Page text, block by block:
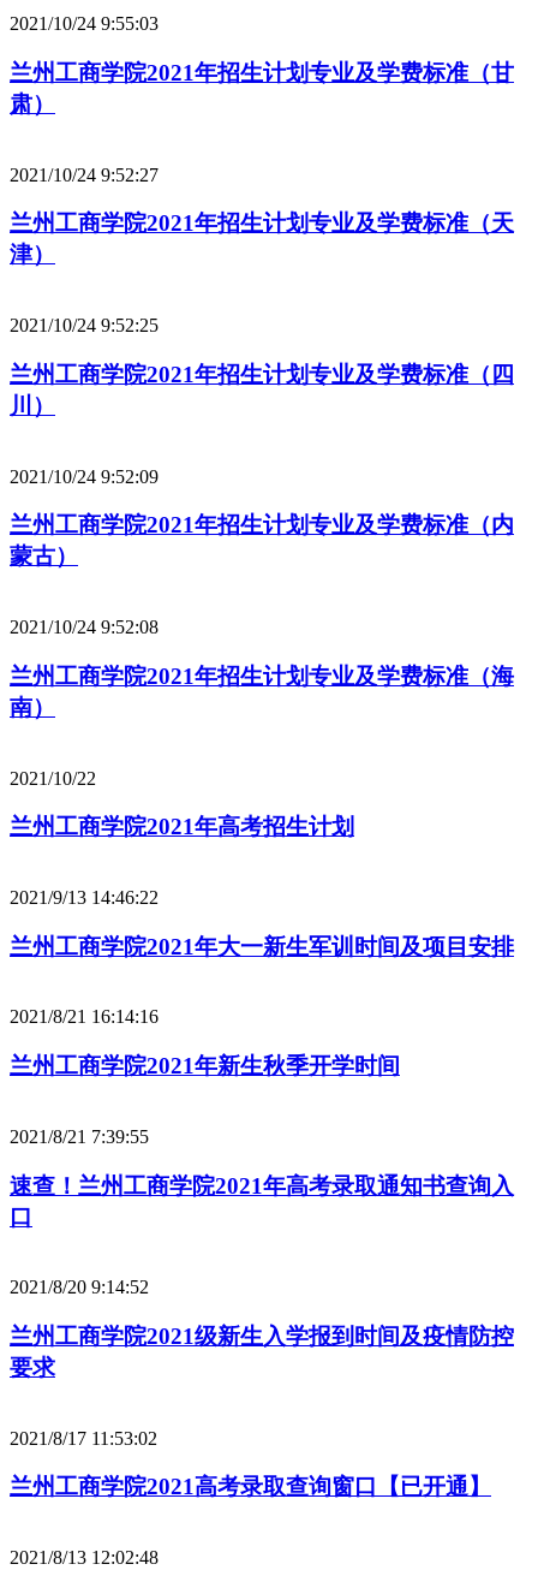
2021/10/24 9:55:03
兰州工商学院2021年招生计划专业及学费标准（甘
肃）
2021/10/24 9:52:27
兰州工商学院2021年招生计划专业及学费标准（天
津）
2021/10/24 9:52:25
兰州工商学院2021年招生计划专业及学费标准（四
川）
2021/10/24 9:52:09
兰州工商学院2021年招生计划专业及学费标准（内
蒙古）
2021/10/24 9:52:08
兰州工商学院2021年招生计划专业及学费标准（海
南）
2021/10/22
兰州工商学院2021年高考招生计划
2021/9/13 14:46:22
兰州工商学院2021年大一新生军训时间及项目安排
2021/8/21 16:14:16
兰州工商学院2021年新生秋季开学时间
2021/8/21 7:39:55
速查！兰州工商学院2021年高考录取通知书查询入
口
2021/8/20 9:14:52
兰州工商学院2021级新生入学报到时间及疫情防控
要求
2021/8/17 11:53:02
兰州工商学院2021高考录取查询窗口【已开通】
2021/8/13 12:02:48